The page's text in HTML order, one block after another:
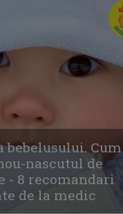
bebelusului. Cum
nascutul de
- 8 recomandari
de la medic